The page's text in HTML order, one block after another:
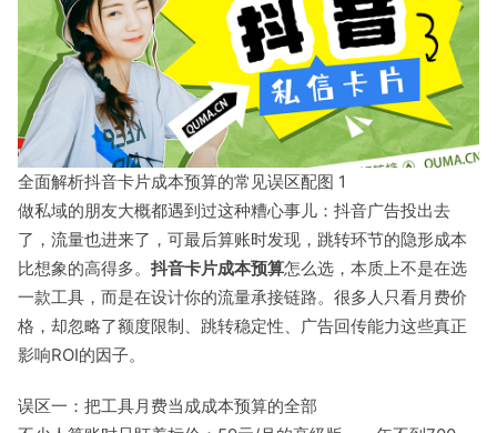
全面解析抖音卡片成本预算的常见误区配图 1
做私域的朋友大概都遇到过这种糟心事儿：抖音广告投出去
了，流量也进来了，可最后算账时发现，跳转环节的隐形成本
比想象的高得多。 抖音卡片成本预算怎么选，本质上不是在选
一款工具，而是在设计你的流量承接链路。很多人只看月费价
格，却忽略了额度限制、跳转稳定性、广告回传能力这些真正
影响ROI的因子。
误区一：把工具月费当成成本预算的全部